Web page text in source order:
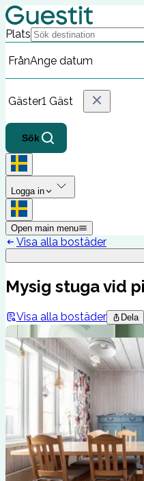
Plats
FrånAnge datum
Gäster1 Gäst
Sök
Logga in
Open main menu
Visa alla bostäder
Mysig stuga vid
Visa alla bostäder Dela